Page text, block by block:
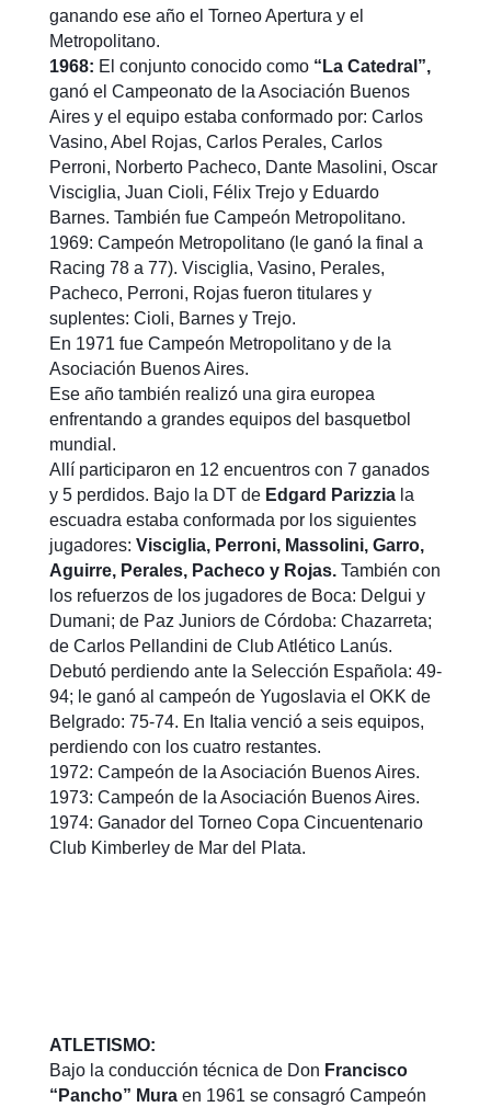
ganando ese año el Torneo Apertura y el
Metropolitano.
1968: El conjunto conocido como “La Catedral”,
ganó el Campeonato de la Asociación Buenos
Aires y el equipo estaba conformado por: Carlos
Vasino, Abel Rojas, Carlos Perales, Carlos
Perroni, Norberto Pacheco, Dante Masolini, Oscar
Visciglia, Juan Cioli, Félix Trejo y Eduardo
Barnes. También fue Campeón Metropolitano.
1969: Campeón Metropolitano (le ganó la final a
Racing 78 a 77). Visciglia, Vasino, Perales,
Pacheco, Perroni, Rojas fueron titulares y
suplentes: Cioli, Barnes y Trejo.
En 1971 fue Campeón Metropolitano y de la
Asociación Buenos Aires.
Ese año también realizó una gira europea
enfrentando a grandes equipos del basquetbol
mundial.
Allí participaron en 12 encuentros con 7 ganados
y 5 perdidos. Bajo la DT de Edgard Parizziala
escuadra estaba conformada por los siguientes
jugadores: Visciglia, Perroni, Massolini, Garro,
Aguirre, Perales, Pacheco y Rojas.También con
los refuerzos de los jugadores de Boca: Delgui y
Dumani; de Paz Juniors de Córdoba: Chazarreta;
de Carlos Pellandini de Club Atlético Lanús.
Debutó perdiendo ante la Selección Española: 49-
94; le ganó al campeón de Yugoslavia el OKK de
Belgrado: 75-74. En Italia venció a seis equipos,
perdiendo con los cuatro restantes.
1972: Campeón de la Asociación Buenos Aires.
1973: Campeón de la Asociación Buenos Aires.
1974: Ganador del Torneo Copa Cincuentenario
Club Kimberley de Mar del Plata.
ATLETISMO:
Bajo la conducción técnica de Don Francisco
“Pancho” Muraen 1961 se consagró Campeón